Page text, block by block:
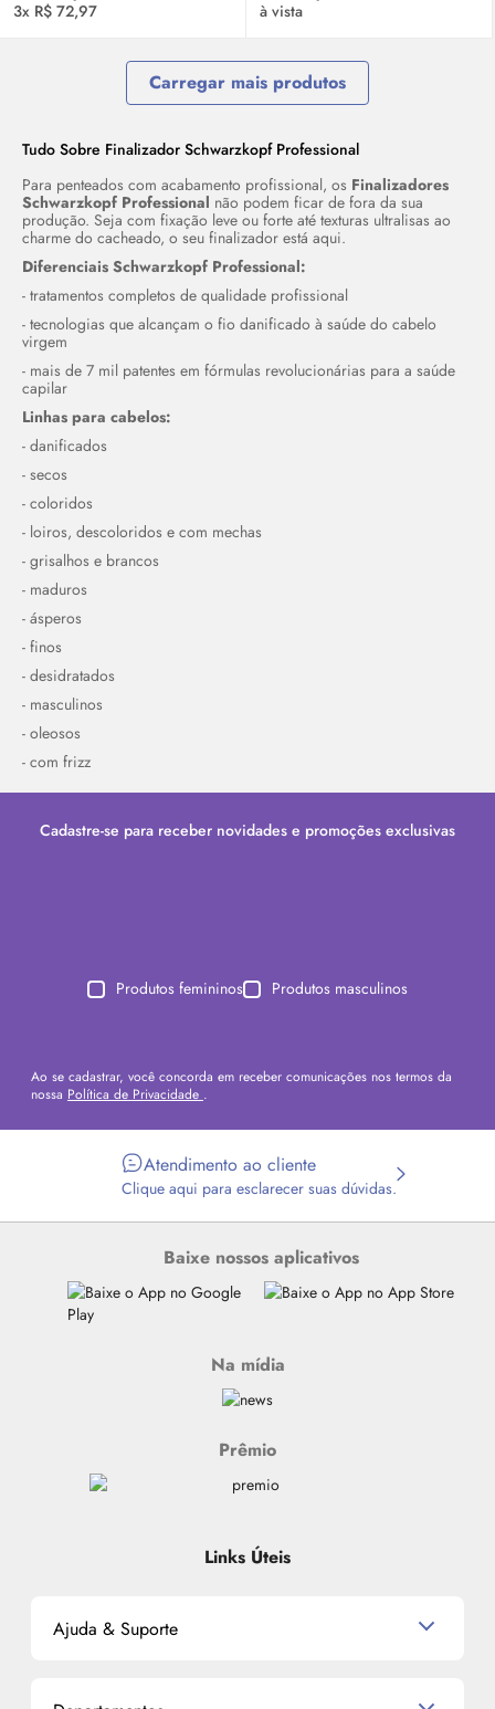
3x R$ 72,97 à vista
Carregar mais produtos
Tudo Sobre Finalizador Schwarzkopf Professional
Para penteados com acabamento profissional, os Finalizadores
Schwarzkopf Professional não podem ficar de fora da sua
produção. Seja com fixação leve ou forte até texturas ultralisas ao
charme do cacheado, o seu finalizador está aqui.
Diferenciais Schwarzkopf Professional:
- tratamentos completos de qualidade profissional
- tecnologias que alcançam o fio danificado à saúde do cabelo
virgem
- mais de 7 mil patentes em fórmulas revolucionárias para a saúde
capilar
Linhas para cabelos:
- danificados
- secos
- coloridos
- loiros, descoloridos e com mechas
- grisalhos e brancos
- maduros
- ásperos
- finos
- desidratados
- masculinos
- oleosos
- com frizz
Cadastre-se para receber novidades e promoções exclusivas
Produtos femininos Produtos masculinos
Ao se cadastrar, você concorda em receber comunicações nos termos da
nossa Política de Privacidade .
Atendimento ao cliente
Clique aqui para esclarecer suas dúvidas.
Baixe nossos aplicativos
Na mídia
Prêmio
Links Úteis
Ajuda & Suporte